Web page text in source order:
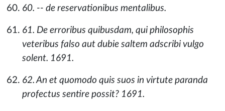
60. -- de reservationibus mentalibus.
61. De erroribus quibusdam, qui philosophis
veteribus falso aut dubie saltem adscribi vulgo
solent. 1691.
62. An et quomodo quis suos in virtute paranda
profectus sentire possit? 1691.